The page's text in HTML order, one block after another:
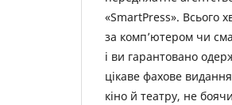
«SmartPress». Всього
за комп’ютером чи
і ви гарантовано
цікаве фахове
кіно й театру, не